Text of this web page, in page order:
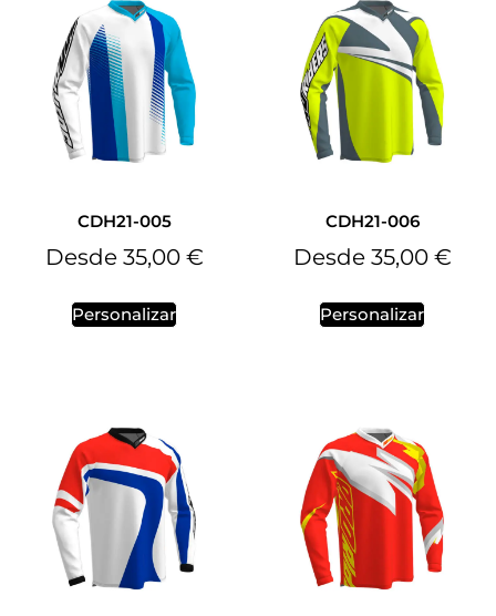
CDH21-005
Desde 35,00 €
Personalizar
CDH21-006
Desde 35,00 €
Personalizar